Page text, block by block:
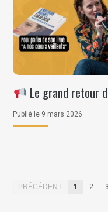
Le grand retour
Publié le 9 mars 2026
PRÉCÉDENT 1 2 3